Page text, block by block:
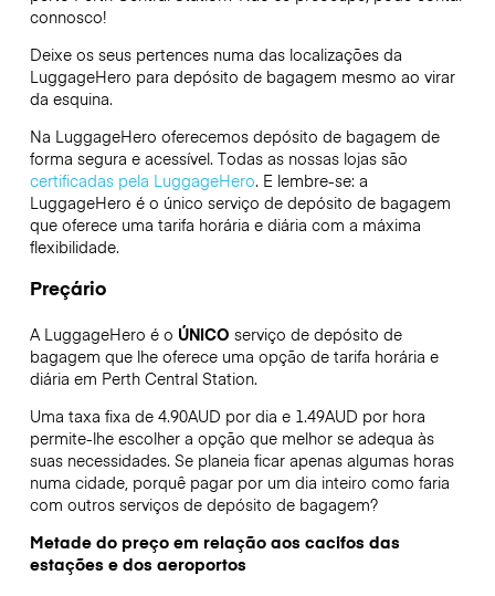
connosco!
Deixe os seus pertences numa das localizações da
LuggageHero para depósito de bagagem mesmo ao virar
da esquina.
Na LuggageHero oferecemos depósito de bagagem de
forma segura e acessível. Todas as nossas lojas são
certificadas pela LuggageHero. E lembre-se: a
LuggageHero é o único serviço de depósito de bagagem
que oferece uma tarifa horária e diária com a máxima
flexibilidade.
Preçário
A LuggageHero é o ÚNICO serviço de depósito de
bagagem que lhe oferece uma opção de tarifa horária e
diária em Perth Central Station.
Uma taxa fixa de 4.90AUD por dia e 1.49AUD por hora
permite-lhe escolher a opção que melhor se adequa às
suas necessidades. Se planeia ficar apenas algumas horas
numa cidade, porquê pagar por um dia inteiro como faria
com outros serviços de depósito de bagagem?
Metade do preço em relação aos cacifos das
estações e dos aeroportos